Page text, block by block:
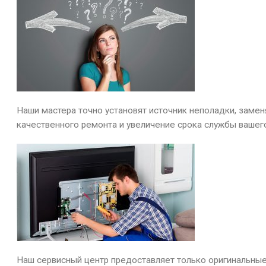
Наши мастера точно установят источник неполадки,
качественного ремонта и увеличение срока службы
Наш сервисный центр предоставляет только